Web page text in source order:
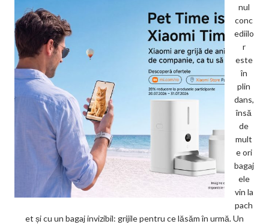
nul
conc
ediilo
r
este
în
plin
dans,
însă
de
mult
e ori
bagaj
ele
vin la
pach
et și cu un bagaj invizibil: grijile pentru ce lăsăm în urmă. Un